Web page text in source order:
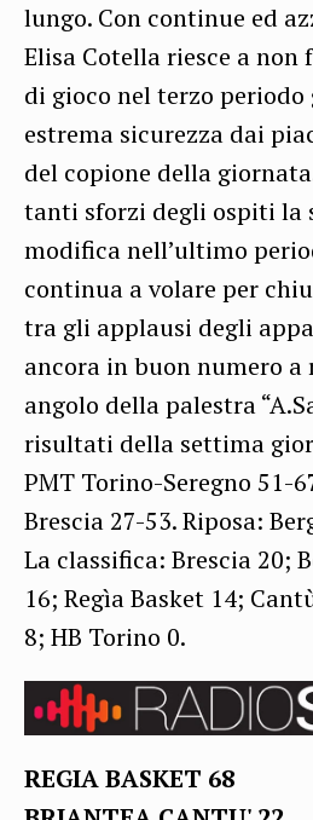
lungo. Con continue ed
Elisa Cotella riesce a
di gioco nel terzo periodo
estrema sicurezza dai
del copione della
tanti sforzi degli ospiti la
modifica nell’ultimo
continua a volare per
tra gli applausi degli
ancora in buon numero a
angolo della palestra
risultati della settima
PMT Torino-Seregno 51-
Brescia 27-53. Riposa:
La classifica: Brescia 20;
16; Regìa Basket 14;
8; HB Torino 0.
REGIA BASKET 68